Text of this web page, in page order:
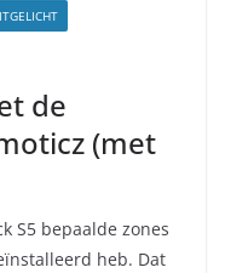
de
(met
S5 bepaalde zones
heb. Dat